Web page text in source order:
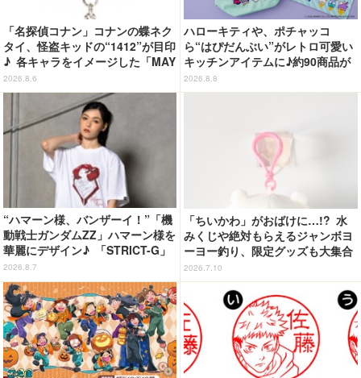
「名探偵コナン」コナンの蝶ネク
タイ、怪盗キッドの“1412”が目印
♪ 各キャラをイメージした「MAY
LA」リングセットがセール中
2026.8.6
ハローキティや、ポチャッコ
ら“はぴだんぶい”がレトロ可愛い
キッチンアイテムに♪約90商品が
登場【212 KITCHEN STORE】
2026.8.8
“ハマーン様、バンザーイ！”「機
動戦士ガンダムZZ」ハマーン様を
華麗にデザイン♪ 「STRICT-G」
Tシャツなどミニコレクション登
場
2026.8.7
「ちいかわ」がおばけに…!? 水
みくじや絶対もらえるジャンボヨ
ーヨー釣り、限定グッズも大集合
☆ フジテレビの夏イベ「お台場
ファンライジング」詳細公開
2026.7.10